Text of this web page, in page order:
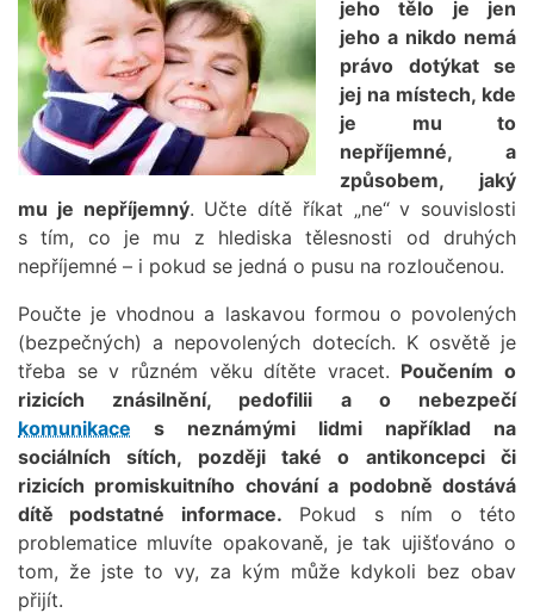
jeho tělo je jen
jeho a nikdo nemá
právo dotýkat se
jej na místech, kde
je mu to
nepříjemné, a
způsobem, jaký
mu je nepříjemný. Učte dítě říkat „ne“ v souvislosti
s tím, co je mu z hlediska tělesnosti od druhých
nepříjemné – i pokud se jedná o pusu na rozloučenou.
Poučte je vhodnou a laskavou formou o povolených
(bezpečných) a nepovolených dotecích. K osvětě je
třeba se v různém věku dítěte vracet. Poučením o
rizicích znásilnění, pedofilii a o nebezpečí
komunikace s neznámými lidmi například na
sociálních sítích, později také o antikoncepci či
rizicích promiskuitního chování a podobně dostává
dítě podstatné informace. Pokud s ním o této
problematice mluvíte opakovaně, je tak ujišťováno o
tom, že jste to vy, za kým může kdykoli bez obav
přijít.